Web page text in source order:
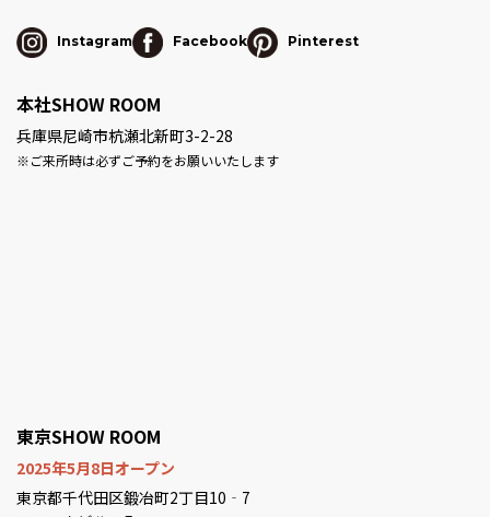
Instagram Facebook Pinterest
本社SHOW ROOM
兵庫県尼崎市杭瀬北新町3-2-28
※ご来所時は必ずご予約をお願いいたします
東京SHOW ROOM
2025年5月8日オープン
東京都千代田区鍛冶町2丁目10‐7